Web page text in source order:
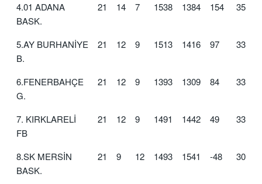
4.01 ADANA
BASK.
21 14 7 1538 1384 154 35
5.AY BURHANİYE
B.
21 12 9 1513 1416 97 33
6.FENERBAHÇE
G.
21 12 9 1393 1309 84 33
7. KIRKLARELİ
FB
21 12 9 1491 1442 49 33
8.SK MERSİN
BASK.
21 9 12 1493 1541 -48 30